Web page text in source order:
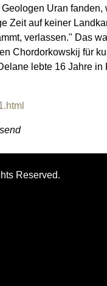
Uran
Zeit auf keiner
verlassen." Das
Chordorkowskij für
lebte 16 Jahre
Reserved.